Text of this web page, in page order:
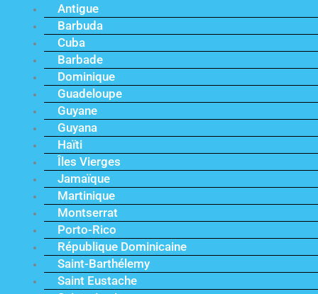
Antigue
Barbuda
Cuba
Barbade
Dominique
Guadeloupe
Guyane
Guyana
Haïti
Îles Vierges
Jamaïque
Martinique
Montserrat
Porto-Rico
République Dominicaine
Saint-Barthélemy
Saint Eustache